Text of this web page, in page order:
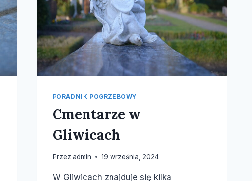
PORADNIK POGRZEBOWY
Cmentarze w
Gliwicach
Przez admin 19 września, 2024
W Gliwicach znajduje się kilka